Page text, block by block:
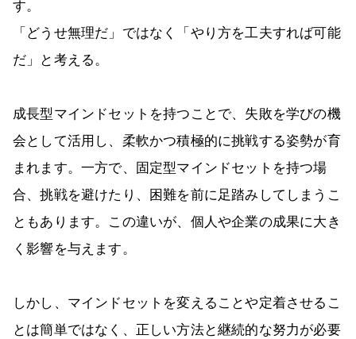
す。
「どうせ無理だ」ではなく「やり方を工夫すれば可能
だ」と考える。
成長型マインドセットを持つことで、失敗を学びの機
会として活用し、柔軟かつ積極的に挑戦する姿勢が育
まれます。一方で、固定型マインドセットを持つ場
合、挑戦を避けたり、困難を前に足踏みしてしまうこ
ともあります。この違いが、個人や企業の成果に大き
く影響を与えます。
しかし、マインドセットを変えることや定着させるこ
とは簡単ではなく、正しい方法と継続的な努力が必要